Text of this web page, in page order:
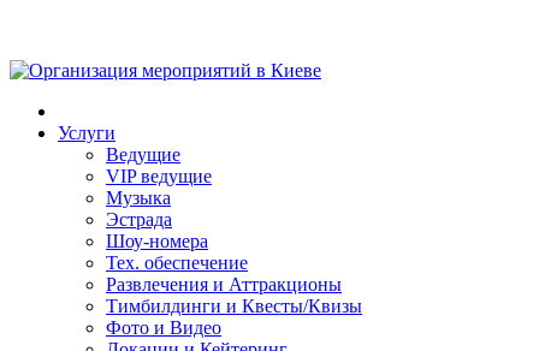
Услуги
Ведущие
VIP ведущие
Музыка
Эстрада
Шоу-номера
Тех. обеспечение
Развлечения и Аттракционы
Тимбилдинги и Квесты/Квизы
Фото и Видео